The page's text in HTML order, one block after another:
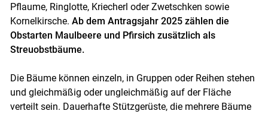
Pflaume, Ringlotte, Kriecherl oder Zwetschken sowie
Kornelkirsche. Ab dem Antragsjahr 2025 zählen die
Obstarten Maulbeere und Pfirsich zusätzlich als
Streuobstbäume.
Die Bäume können einzeln, in Gruppen oder Reihen stehen
und gleichmäßig oder ungleichmäßig auf der Fläche
verteilt sein. Dauerhafte Stützgerüste, die mehrere Bäume